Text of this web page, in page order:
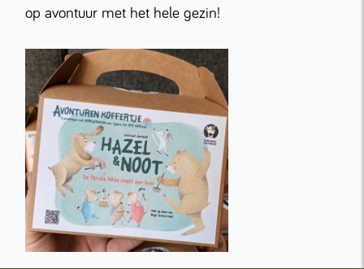
op avontuur met het hele gezin!